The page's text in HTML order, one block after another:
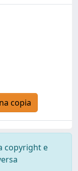
copia
copyright e